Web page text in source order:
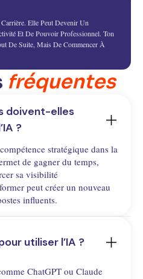
Elle Peut Devenir Un
Et De Pouvoir Professionnel. Ton
De Suite, Mais De Commencer À
fréquentes
doivent-elles
?
stratégique dans la
de gagner du temps,
sa visibilité
peut créer un nouveau
influents.
utiliser l’IA ?
ChatGPT ou Claude